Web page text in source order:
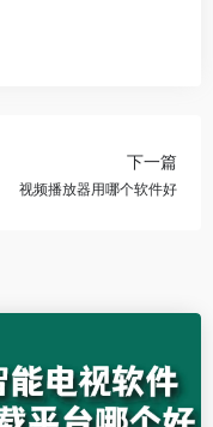
下一篇
视频播放器用哪个软件好